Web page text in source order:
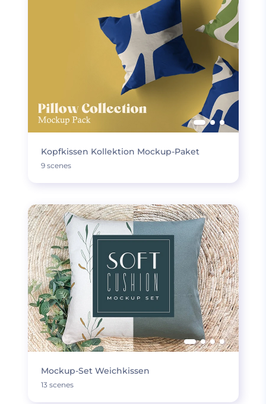
Kopfkissen Kollektion Mockup-Paket
9 scenes
Mockup-Set Weichkissen
13 scenes